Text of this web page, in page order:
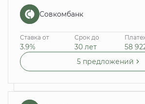
Совкомбанк
Ставка от
3.9%
Срок до
30 лет 58
5 предложений